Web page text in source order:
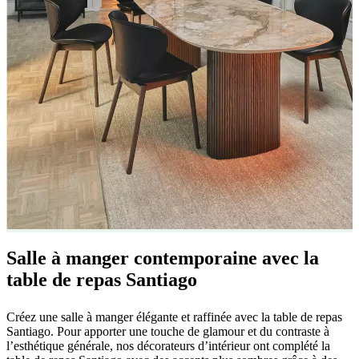
d'exposition
PiècesSéjoursSalles
à
mangerChambresAménagements
extérieursPetits
espaces BureauxBoConcept
+
Helena
Christensen InspirationService
clients
ContactDélai
de
livraison
Entretien
des
meubles Instructions
d’assemblage
GarantieJuridiqueService
de
Décoration
des
échantillons
gratuitsTrouver
magasinÀ
propos
de
Salle à manger contemporaine avec la
table de repas Santiago
Créez une salle à manger élégante et raffinée avec la table de repas
Santiago. Pour apporter une touche de glamour et du contraste à
l’esthétique générale, nos décorateurs d’intérieur ont complété la